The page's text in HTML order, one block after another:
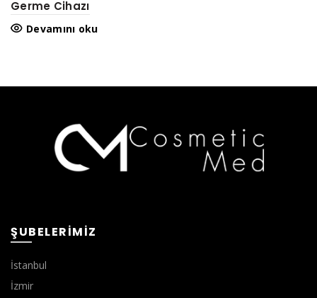
Germe Cihazı
Devamını oku
ŞUBELERIMIZ
İstanbul
İzmir